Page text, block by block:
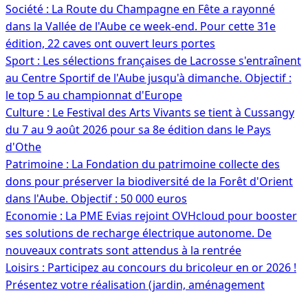
Société : La Route du Champagne en Fête a rayonné
dans la Vallée de l'Aube ce week-end. Pour cette 31e
édition, 22 caves ont ouvert leurs portes
Sport : Les sélections françaises de Lacrosse s'entraînent
au Centre Sportif de l'Aube jusqu'à dimanche. Objectif :
le top 5 au championnat d'Europe
Culture : Le Festival des Arts Vivants se tient à Cussangy
du 7 au 9 août 2026 pour sa 8e édition dans le Pays
d'Othe
Patrimoine : La Fondation du patrimoine collecte des
dons pour préserver la biodiversité de la Forêt d'Orient
dans l'Aube. Objectif : 50 000 euros
Economie : La PME Evias rejoint OVHcloud pour booster
ses solutions de recharge électrique autonome. De
nouveaux contrats sont attendus à la rentrée
Loisirs : Participez au concours du bricoleur en or 2026 !
Présentez votre réalisation (jardin, aménagement